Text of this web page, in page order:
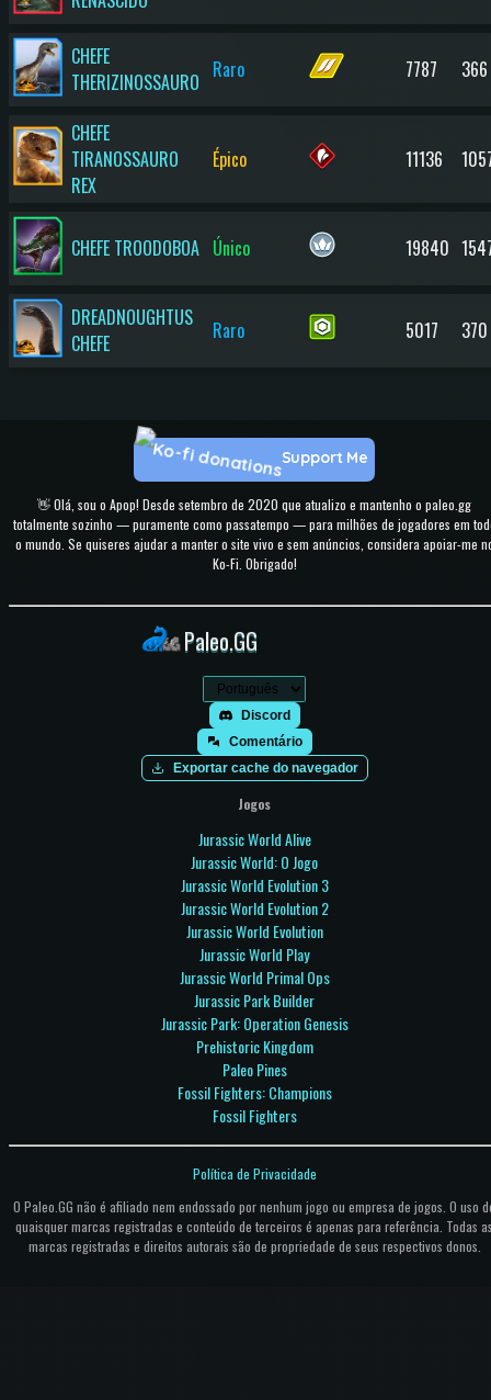
CHEFE
THERIZINOSSAURO Raro 7787 366
CHEFE
TIRANOSSAURO
REX
Épico 11136
CHEFE TROODOBOA Único 19840
DREADNOUGHTUS
CHEFE
Raro 5017 370
👋 Olá, sou o Apop! Desde setembro de 2020 que atualizo e mantenho o paleo.gg
totalmente sozinho — puramente como passatempo — para milhões de jogadores em
o mundo. Se quiseres ajudar a manter o site vivo e sem anúncios, considera apoiar-me
Ko-Fi. Obrigado!
Support Me
Paleo.GG
Discord
Comentário
Exportar cache do navegador
Jogos
Jurassic World Alive
Jurassic World: O Jogo
Jurassic World Evolution 3
Jurassic World Evolution 2
Jurassic World Evolution
Jurassic World Play
Jurassic World Primal Ops
Jurassic Park Builder
Jurassic Park: Operation Genesis
Prehistoric Kingdom
Paleo Pines
Fossil Fighters: Champions
Fossil Fighters
O Paleo.GG não é afiliado nem endossado por nenhum jogo ou empresa de jogos. O uso
quaisquer marcas registradas e conteúdo de terceiros é apenas para referência. Todas
marcas registradas e direitos autorais são de propriedade de seus respectivos donos.
Política de Privacidade